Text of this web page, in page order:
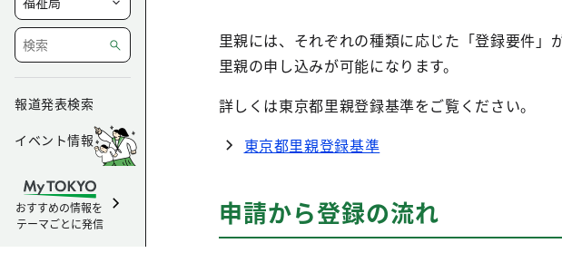
報道発表検索
イベント情報
おすすめの情報を
テーマごとに発信
里親には、それぞれの種類に応じた「登録要件」
里親の申し込みが可能になります。
詳しくは東京都里親登録基準をご覧ください。
東京都里親登録基準
申請から登録の流れ